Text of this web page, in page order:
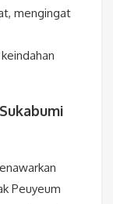
mengingat
Peuyeum